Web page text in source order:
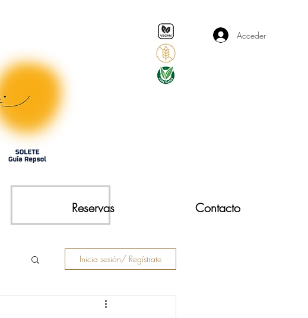
Acceder
Reservas Contacto
Inicia sesión/ Regístrate